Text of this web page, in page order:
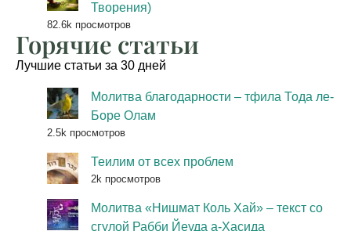
Творения)
82.6k просмотров
Горячие статьи
Лучшие статьи за 30 дней
Молитва благодарности – тфила Тода ле-
Боре Олам
2.5k просмотров
Теилим от всех проблем
2k просмотров
Молитва «Нишмат Коль Хай» – текст со
сгулой Рабби Йеуда а-Хасида